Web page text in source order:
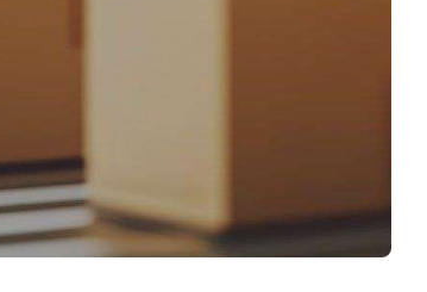
praxisbewährter Lösungen. Wir
auf Ihren Anruf:
Kanal aufYouTube.eswe.de.